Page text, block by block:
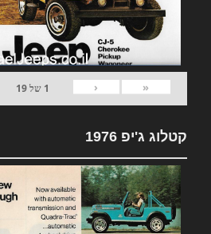
«
‹
1 של19
קטלוג ג'יפ 1976